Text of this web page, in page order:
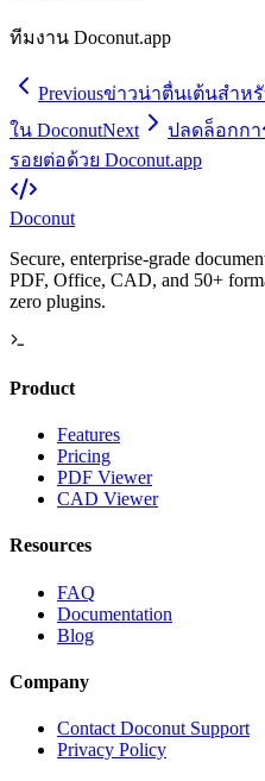
ทีมงาน Doconut.app
Previousข่าวน่าตื่นเต้นสำห
ใน DoconutNext
ปลดล็อกกา
รอยต่อด้วย Doconut.app
Doconut
Secure, enterprise-grade
PDF, Office, CAD, and 50+
zero plugins.
Product
Features
Pricing
PDF Viewer
CAD Viewer
Resources
FAQ
Documentation
Blog
Company
Contact Doconut Support
Privacy Policy